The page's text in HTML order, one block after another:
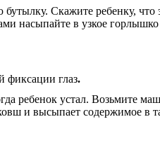
Скажите ребенку,
насыпайте в узкое
фиксации глаз.
ребенок устал. Возьмите
и высыпает содержимое в